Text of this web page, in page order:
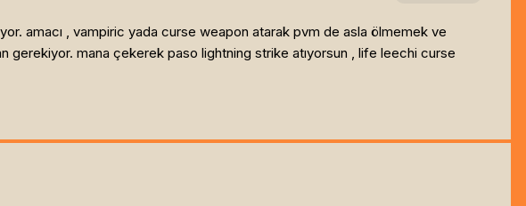
amacı , vampiric yada curse weapon atarak pvm de asla ölmemek ve
mana çekerek paso lightning strike atıyorsun , life leechi curse